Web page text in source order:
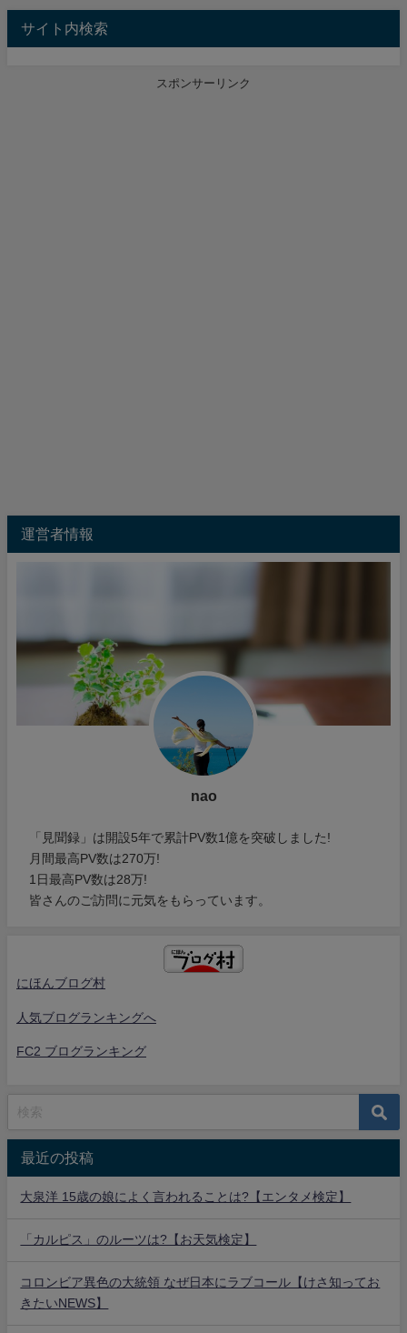
サイト内検索
スポンサーリンク
運営者情報
nao
「見聞録」は開設5年で累計PV数1億を突破しました!
月間最高PV数は270万!
1日最高PV数は28万!
皆さんのご訪問に元気をもらっています。
にほんブログ村
人気ブログランキングへ
FC2 ブログランキング
最近の投稿
大泉洋 15歳の娘によく言われることは?【エンタメ検定】
「カルピス」のルーツは?【お天気検定】
コロンビア異色の大統領 なぜ日本にラブコール【けさ知ってお
きたいNEWS】